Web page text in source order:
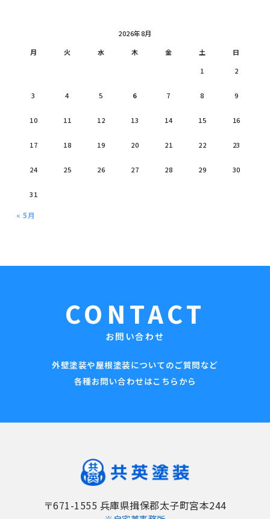
2026年8月
月
火 水 木 金 土
日
1
2
3 4 5 6 7 8 9
10 11 12 13 14 15 16
17 18 19 20 21 22 23
24 25 26 27 28 29 30
31
« 5月
CONTACT
お問い合わせ
外壁塗装や屋根塗装についてのご質問など
各種お問い合わせはこちらから
〒671-1555 兵庫県揖保郡太子町宮本244